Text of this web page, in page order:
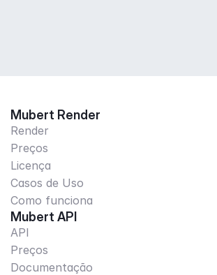
Mubert Render
Render
Preços
Licença
Casos de Uso
Como funciona
Mubert API
API
Preços
Documentação